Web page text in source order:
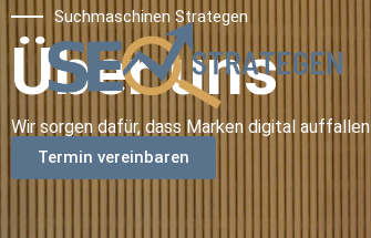
Suchmaschinen Strategen
Über uns
Wir sorgen dafür, dass Marken digital
Termin vereinbaren